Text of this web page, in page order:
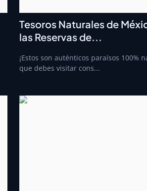
Tesoros Naturales de
las Reservas de...
¡Estos son auténticos paraísos 100%
que debes visitar cons...